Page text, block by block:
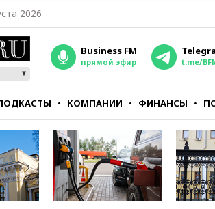
2026
Business FM
прямой эфир t.me/
КОМПАНИИ ФИНАНСЫ